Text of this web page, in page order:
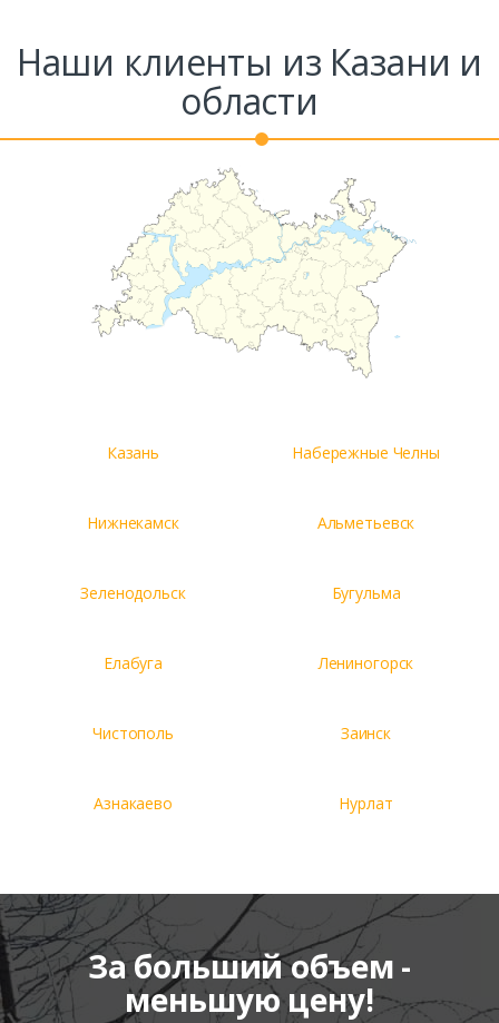
Наши клиенты из Казани и
области
Казань Набережные Челны
Нижнекамск Альметьевск
Зеленодольск Бугульма
Елабуга Лениногорск
Чистополь Заинск
Азнакаево Нурлат
За больший объем -
меньшую цену!